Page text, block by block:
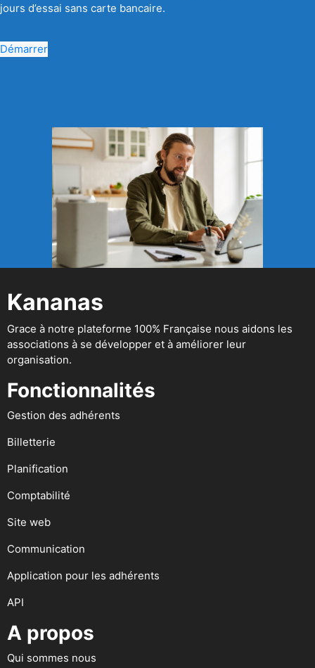
jours d’essai sans carte bancaire.
Démarrer
Kananas
Grace à notre plateforme 100% Française nous aidons les
associations à se développer et à améliorer leur
organisation.
Fonctionnalités
Gestion des adhérents
Billetterie
Planification
Comptabilité
Site web
Communication
Application pour les adhérents
API
A propos
Qui sommes nous